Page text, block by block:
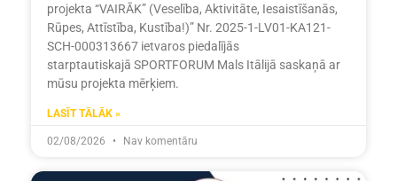
projekta “VAIRĀK” (Veselība, Aktivitāte, Iesaistīšanās,
Rūpes, Attīstība, Kustība!)” Nr. 2025-1-LV01-KA121-
SCH-000313667 ietvaros piedalījās
starptautiskajā SPORTFORUM Mals Itālijā saskaņā ar
mūsu projekta mērķiem.
LASĪT TĀLĀK »
02/08/2026 Nav komentāru